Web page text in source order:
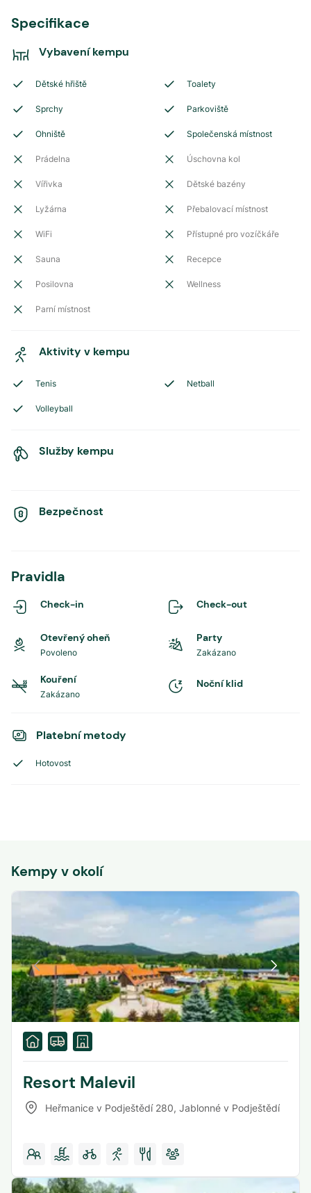
Specifikace
Vybavení kempu
Dětské hřiště Toalety
Sprchy Parkoviště
Ohniště Společenská místnost
Prádelna Úschovna kol
Vířivka Dětské bazény
Lyžárna Přebalovací místnost
WiFi Přístupné pro vozíčkáře
Sauna Recepce
Posilovna Wellness
Parní místnost
Aktivity v kempu
Tenis Netball
Volleyball
Služby kempu
Bezpečnost
Pravidla
Check-in Check-out
Otevřený oheň
Povoleno
Party
Zakázano
Kouření
Zakázano
Noční klid
Platební metody
Hotovost
Kempy v okolí
Resort Malevil
Heřmanice v Podještědí 280, Jablonné v Podještědí